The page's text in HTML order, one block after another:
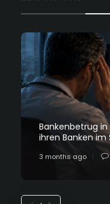
Bankenbetrug
ihren Banken
3 months ago